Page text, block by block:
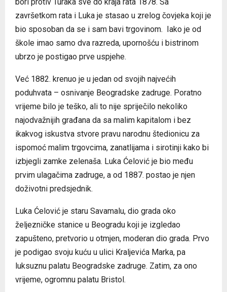
završetkom rata i Luka je stasao u zrelog čovjeka koji je
bio sposoban da se i sam bavi trgovinom. Iako je od
škole imao samo dva razreda, upornošću i bistrinom
ubrzo je postigao prve uspjehe.
Već 1882. krenuo je u jedan od svojih najvećih
poduhvata – osnivanje Beogradske zadruge. Poratno
vrijeme bilo je teško, ali to nije spriječilo nekoliko
najodvažnijih građana da sa malim kapitalom i bez
ikakvog iskustva stvore pravu narodnu štedionicu za
ispomoć malim trgovcima, zanatlijama i sirotinji kako bi
izbjegli zamke zelenaša. Luka Ćelović je bio među
prvim ulagačima zadruge, a od 1887. postao je njen
doživotni predsjednik.
Luka Ćelović je staru Savamalu, dio grada oko
željezničke stanice u Beogradu koji je izgledao
zapušteno, pretvorio u otmjen, moderan dio grada. Prvo
je podigao svoju kuću u ulici Kraljevića Marka, pa
luksuznu palatu Beogradske zadruge. Zatim, za ono
vrijeme, ogromnu palatu Bristol.